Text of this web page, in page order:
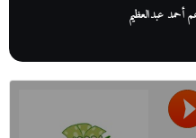
أحمد عبدالعظيم
تبدأ بالأُمية